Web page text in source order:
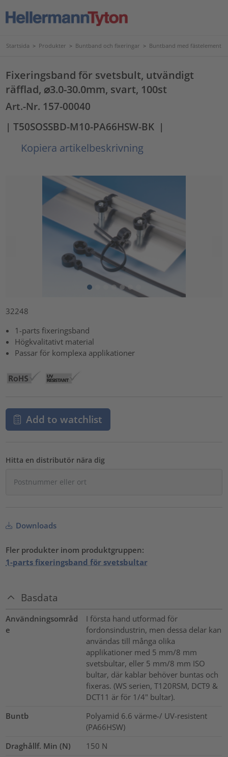
Startsida > Produkter > Buntband och fixeringar > Buntband med fästelement
Fixeringsband för svetsbult, utvändigt
räfflad, ⌀3.0-30.0mm, svart, 100st
Art.-Nr. 157-00040
| T50SOSSBD-M10-PA66HSW-BK |
Kopiera artikelbeskrivning
32248
1-parts fixeringsband
Högkvalitativt material
Passar för komplexa applikationer
Add to watchlist
Hitta en distributör nära dig
Downloads
Fler produkter inom produktgruppen:
1-parts fixeringsband för svetsbultar
Basdata
Användningsområd
e
I första hand utformad för
fordonsindustrin, men dessa delar kan
användas till många olika
applikationer med 5 mm/8 mm
svetsbultar, eller 5 mm/8 mm ISO
bultar, där kablar behöver buntas och
fixeras. (WS serien, T120RSM, DCT9 &
DCT11 är för 1/4" bultar).
Buntb
Polyamid 6.6 värme-/ UV-resistent
(PA66HSW)
Draghållf. Min (N)
150 N